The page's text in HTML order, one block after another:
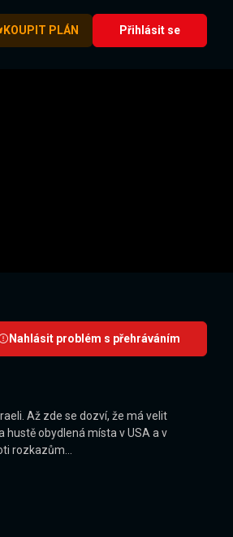
KOUPIT PLÁN Přihlásit se
Nahlásit problém s přehráváním
Až zde se dozví, že má velit
obydlená místa v USA a v
rozkazům...